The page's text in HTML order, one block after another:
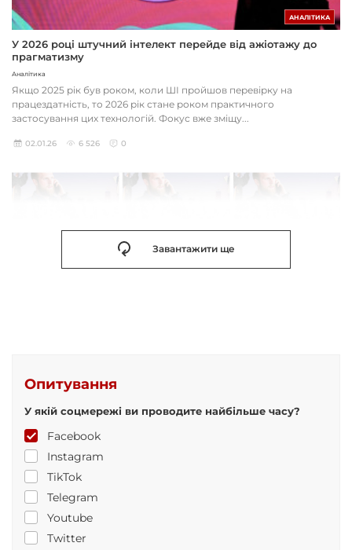
АНАЛІТИКА
У 2026 році штучний інтелект перейде від ажіотажу до
прагматизму
Аналітика
Якщо 2025 рік був роком, коли ШІ пройшов перевірку на
працездатність, то 2026 рік стане роком практичного
застосування цих технологій. Фокус вже зміщу...
02.01.26 6 526 0
Завантажити ще
Опитування
У якій соцмережі ви проводите найбільше часу?
Facebook
Instagram
TikTok
Telegram
Youtube
Twitter